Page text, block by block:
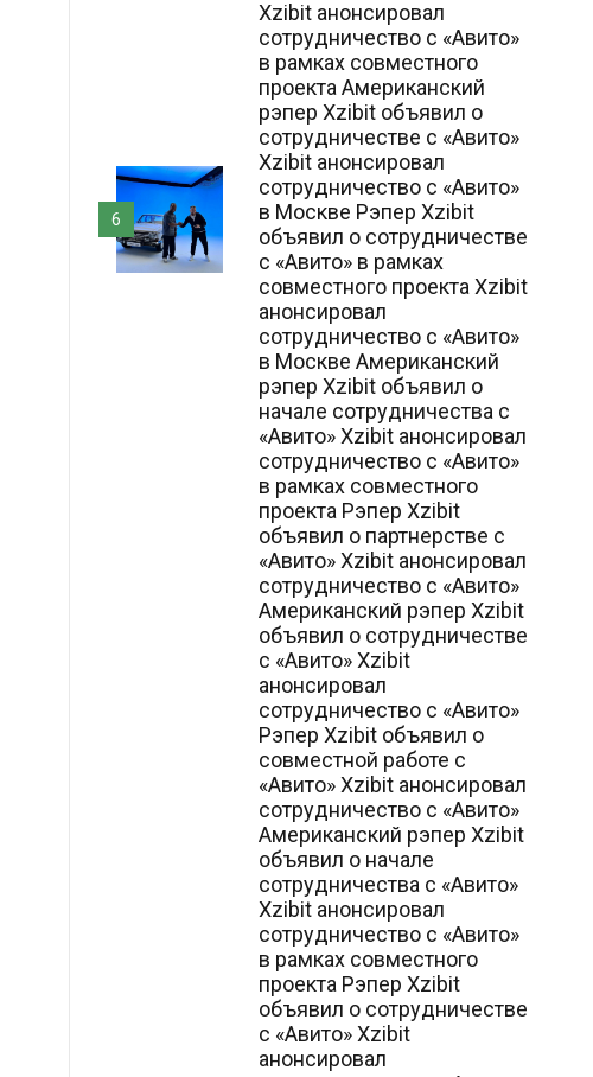
Xzibit анонсировал
сотрудничество с «Авито»
в рамках совместного
проекта Американский
рэпер Xzibit объявил о
сотрудничестве с «Авито»
Xzibit анонсировал
сотрудничество с «Авито»
в Москве Рэпер Xzibit
объявил о сотрудничестве
с «Авито» в рамках
совместного проекта Xzibit
анонсировал
сотрудничество с «Авито»
в Москве Американский
рэпер Xzibit объявил о
начале сотрудничества с
«Авито» Xzibit анонсировал
сотрудничество с «Авито»
в рамках совместного
проекта Рэпер Xzibit
объявил о партнерстве с
«Авито» Xzibit анонсировал
сотрудничество с «Авито»
Американский рэпер Xzibit
объявил о сотрудничестве
с «Авито» Xzibit
анонсировал
сотрудничество с «Авито»
Рэпер Xzibit объявил о
совместной работе с
«Авито» Xzibit анонсировал
сотрудничество с «Авито»
Американский рэпер Xzibit
объявил о начале
сотрудничества с «Авито»
Xzibit анонсировал
сотрудничество с «Авито»
в рамках совместного
проекта Рэпер Xzibit
объявил о сотрудничестве
с «Авито» Xzibit
анонсировал
6